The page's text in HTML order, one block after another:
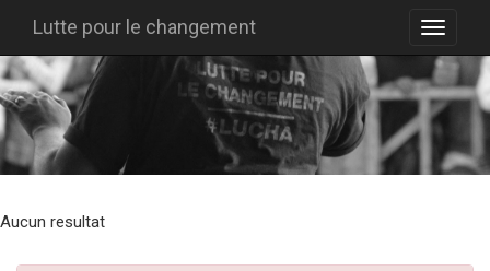
Lutte pour le changement
Aucun resultat